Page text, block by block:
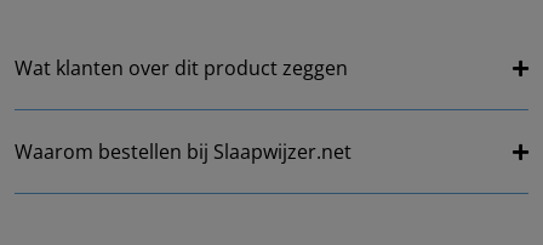
Wat klanten over dit product zeggen
Waarom bestellen bij Slaapwijzer.net